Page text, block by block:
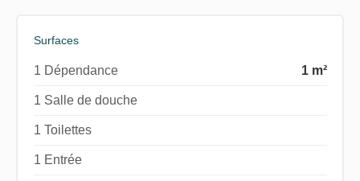
Surfaces
1 Dépendance 1 m²
1 Salle de douche
1 Toilettes
1 Entrée